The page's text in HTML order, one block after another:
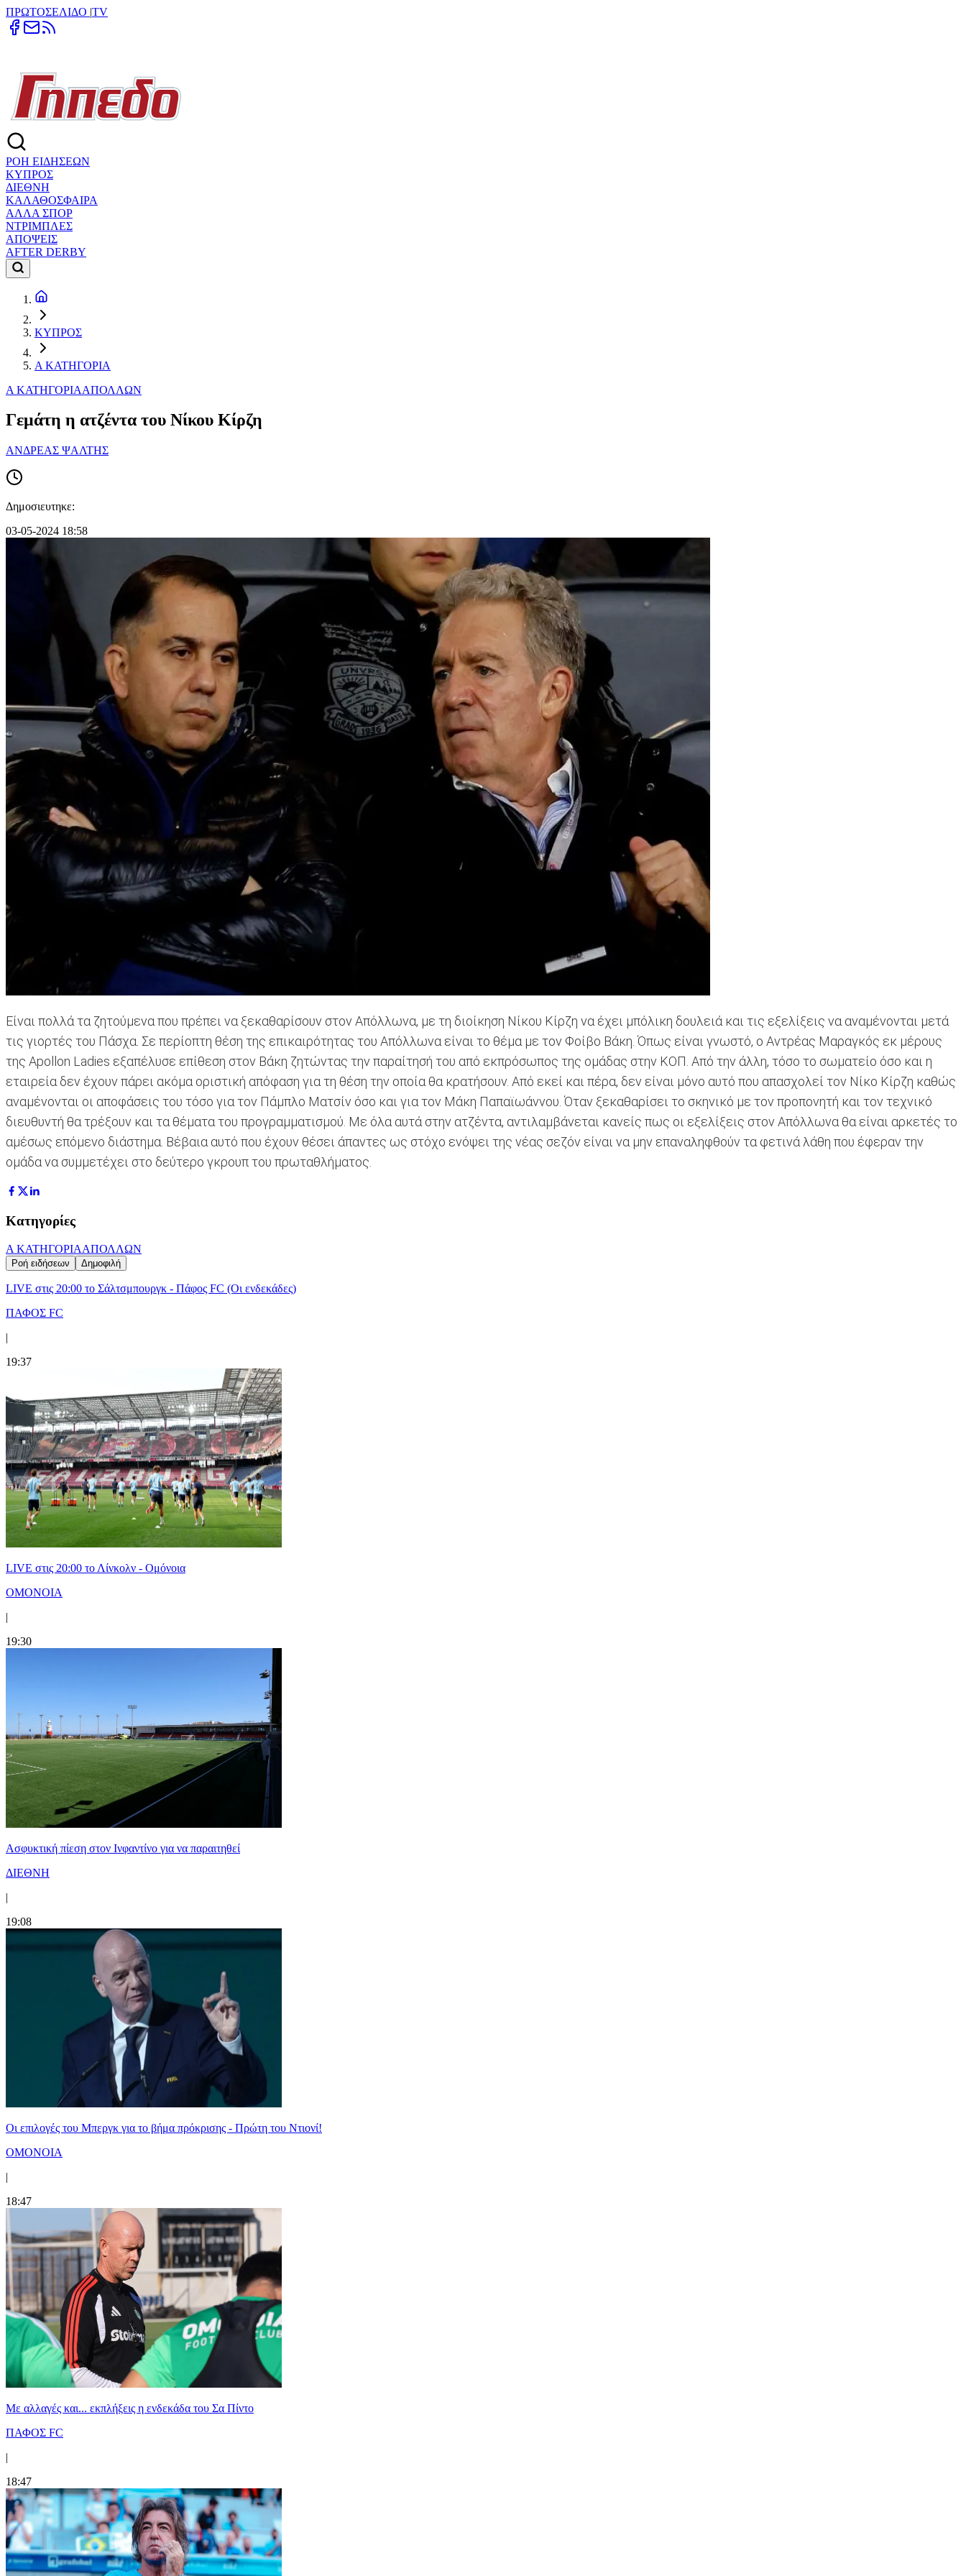
ΠΡΩΤΟΣΕΛΙΔΟ |TV
ΡΟΗ ΕΙΔΗΣΕΩΝ
ΚΥΠΡΟΣ
ΔΙΕΘΝΗ
ΚΑΛΑΘΟΣΦΑΙΡΑ
ΑΛΛΑ ΣΠΟΡ
ΝΤΡΙΜΠΛΕΣ
ΑΠΟΨΕΙΣ
AFTER DERBY
ΚΥΠΡΟΣ
Α ΚΑΤΗΓΟΡΙΑ
Α ΚΑΤΗΓΟΡΙΑΑΠΟΛΛΩΝ
Γεμάτη η ατζέντα του Νίκου Κίρζη
ΑΝΔΡΕΑΣ ΨΑΛΤΗΣ
Δημοσιευτηκε:
03-05-2024 18:58
Είναι πολλά τα ζητούμενα που πρέπει να ξεκαθαρίσουν στον Απόλλωνα, με τη διοίκηση Νίκου Κίρζη να έχει μπόλικη δουλειά και τις εξελίξεις να αναμένονται μετά
τις γιορτές του Πάσχα. Σε περίοπτη θέση της επικαιρότητας του Απόλλωνα είναι το θέμα με τον Φοίβο Βάκη. Όπως είναι γνωστό, ο Αντρέας Μαραγκός εκ μέρους
της Apollon Ladies εξαπέλυσε επίθεση στον Βάκη ζητώντας την παραίτησή του από εκπρόσωπος της ομάδας στην ΚΟΠ. Από την άλλη, τόσο το σωματείο όσο και η
εταιρεία δεν έχουν πάρει ακόμα οριστική απόφαση για τη θέση την οποία θα κρατήσουν. Από εκεί και πέρα, δεν είναι μόνο αυτό που απασχολεί τον Νίκο Κίρζη καθώς
αναμένονται οι αποφάσεις του τόσο για τον Πάμπλο Ματσίν όσο και για τον Μάκη Παπαϊωάννου. Όταν ξεκαθαρίσει το σκηνικό με τον προπονητή και τον τεχνικό
διευθυντή θα τρέξουν και τα θέματα του προγραμματισμού. Με όλα αυτά στην ατζέντα, αντιλαμβάνεται κανείς πως οι εξελίξεις στον Απόλλωνα θα είναι αρκετές το
αμέσως επόμενο διάστημα. Βέβαια αυτό που έχουν θέσει άπαντες ως στόχο ενόψει της νέας σεζόν είναι να μην επαναληφθούν τα φετινά λάθη που έφεραν την
ομάδα να συμμετέχει στο δεύτερο γκρουπ του πρωταθλήματος.
Κατηγορίες
Α ΚΑΤΗΓΟΡΙΑΑΠΟΛΛΩΝ
Ροή ειδήσεων Δημοφιλή
LIVE στις 20:00 το Σάλτσμπουργκ - Πάφος FC (Οι ενδεκάδες)
ΠΑΦΟΣ FC
|
19:37
LIVE στις 20:00 το Λίνκολν - Ομόνοια
ΟΜΟΝΟΙΑ
|
19:30
Ασφυκτική πίεση στον Ινφαντίνο για να παραιτηθεί
ΔΙΕΘΝΗ
|
19:08
Οι επιλογές του Μπεργκ για το βήμα πρόκρισης - Πρώτη του Ντιονί!
ΟΜΟΝΟΙΑ
|
18:47
Με αλλαγές και... εκπλήξεις η ενδεκάδα του Σα Πίντο
ΠΑΦΟΣ FC
|
18:47